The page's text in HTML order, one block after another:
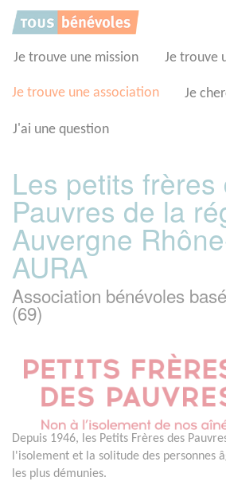
Je trouve une mission Je trouve
Je trouve une association Je
J'ai une question
Les petits frères
Pauvres de la
Auvergne
AURA
Association bénévoles
(69)
Depuis 1946, les Petits Frères des
l'isolement et la solitude des personnes
les plus démunies.
Panneau de gestion des cookies